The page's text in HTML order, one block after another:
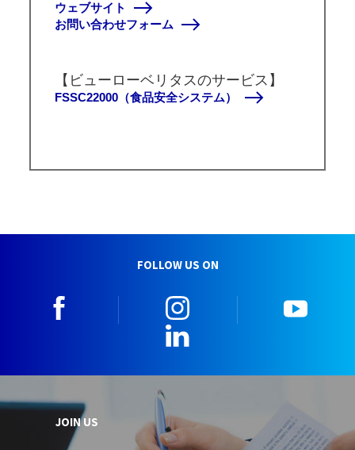
ウェブサイト
お問い合わせフォーム
【ビューローベリタスのサービス】
FSSC22000（食品安全システム）
FOLLOW US ON
JOIN US